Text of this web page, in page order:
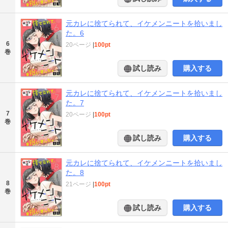
6
巻
元カレに捨てられて、イケメンニートを拾いまし
た。6
20ページ |100pt
試し読み 購入する
7
巻
元カレに捨てられて、イケメンニートを拾いまし
た。7
20ページ |100pt
試し読み 購入する
8
巻
元カレに捨てられて、イケメンニートを拾いまし
た。8
21ページ |100pt
試し読み 購入する